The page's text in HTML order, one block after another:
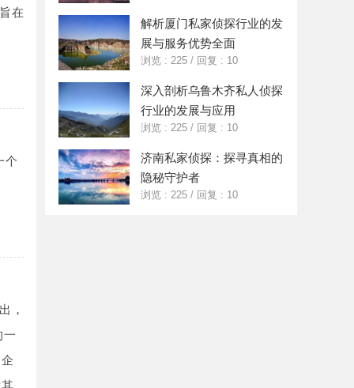
在
个
，
一
解析厦门私家侦探行业的发
展与服务优势全面
浏览 : 225 / 回复 : 10
深入剖析乌鲁木齐私人侦探
行业的发展与应用
浏览 : 225 / 回复 : 10
济南私家侦探：探寻真相的
隐秘守护者
浏览 : 225 / 回复 : 10